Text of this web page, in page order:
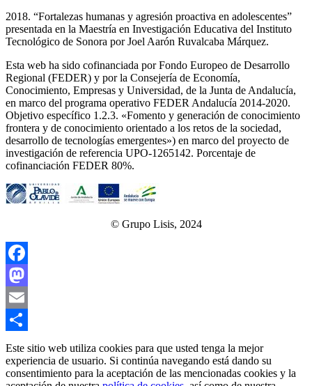
2018. “Fortalezas humanas y agresión proactiva en adolescentes”
presentada en la Maestría en Investigación Educativa del Instituto
Tecnológico de Sonora por Joel Aarón Ruvalcaba Márquez.
Esta web ha sido cofinanciada por Fondo Europeo de Desarrollo
Regional (FEDER) y por la Consejería de Economía,
Conocimiento, Empresas y Universidad, de la Junta de Andalucía,
en marco del programa operativo FEDER Andalucía 2014-2020.
Objetivo específico 1.2.3. «Fomento y generación de conocimiento
frontera y de conocimiento orientado a los retos de la sociedad,
desarrollo de tecnologías emergentes») en marco del proyecto de
investigación de referencia UPO‐1265142. Porcentaje de
cofinanciación FEDER 80%.
© Grupo Lisis, 2024
Facebook
Mastodon
Email
Compartir
Este sitio web utiliza cookies para que usted tenga la mejor
experiencia de usuario. Si continúa navegando está dando su
consentimiento para la aceptación de las mencionadas cookies y la